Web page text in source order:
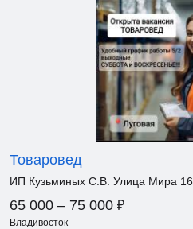
Товаровед
ИП Кузьминых С.В. Улица Мира 16
65 000 – 75 000 ₽
Владивосток